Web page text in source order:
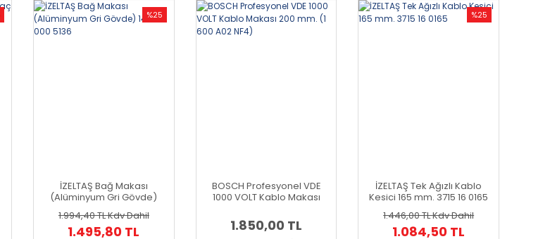
%25
İZELTAŞ Bağ Makası
(Alüminyum Gri Gövde)
1.994,40 TLKdv Dahil
1.495,80 TL
BOSCH Profesyonel VDE
1000 VOLT Kablo Makası
1.850,00 TL
%25
İZELTAŞ Tek Ağızlı Kablo
Kesici 165 mm. 3715 16 0165
1.446,00 TLKdv Dahil
1.084,50 TL